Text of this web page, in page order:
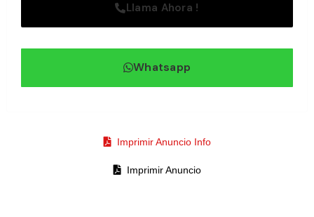
Llama Ahora !
Whatsapp
Imprimir Anuncio Info
Imprimir Anuncio